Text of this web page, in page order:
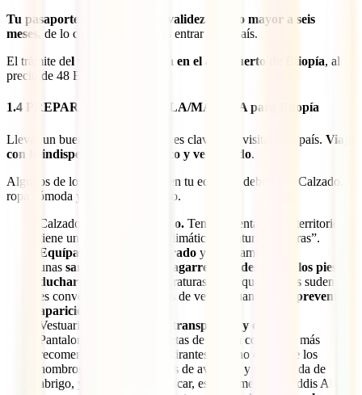
Tu pasaporte debe tener una validez igual o mayor a seis
meses, de lo contrario no podrás entrar en el país.
El trámite del visado se gestiona en el aeropuerto de Etiopía, al
precio de 48 Euros.
1.4 PREPARAR LA MOCHILA/MALETA para Etiopía
Llevar un buen en la mochila es clave para visitar este país. Viaja
con lo indispensable, se práctico y ve cómodo.
Algunos de los imprescindibles en tu equipaje deben ser: Calzado,
ropa cómoda y botiquín completo.
Calzado:
Debe ser cómodo. Ten en cuenta que el territorio
tiene unas características climáticas y naturales “duras”.
Equípate con alzado cerrado y lleva también
unas sandalias con buen agarre para descansar los pies o
ducharte
. Las altas temperaturas harán que tus pies suden y
es conveniente refrescarlos de vez en cuando para
prevenir la
aparición de hongos
Vestuario:
Poco, sencillo, transpirable y cómodo.
Pantalones cortos y camisetas de manga corta. Son más
recomendables que las de tirantes para no quemarte los
hombros. Pantalones largos de aventura y una prenda de
abrigo, ya que puede refrescar, especialmente en Addis Abeba